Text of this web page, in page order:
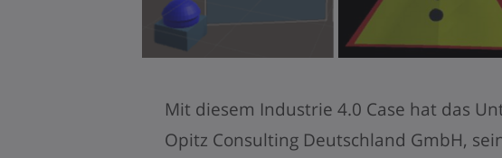
Mit diesem Industrie 4.0 Case hat das
Opitz Consulting Deutschland GmbH,